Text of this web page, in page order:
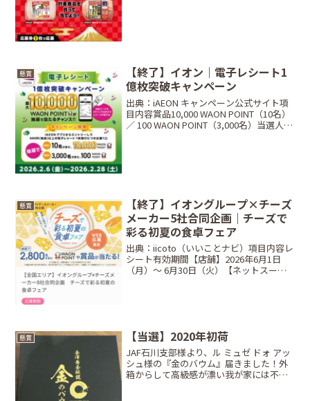
懸賞
【終了】イオン｜電子レシート1
億枚突破キャンペーン
出典：iAEON キャンペーン公式サイト項
目内容賞品10,000 WAON POINT（10名）
／ 100 WAON POINT（3,000名）当選人数
懸賞
【終了】イオングループ×チーズ
メーカー5社合同企画｜チーズで
彩る初夏の食卓フェア
出典：iicoto（いいことナビ）項目内容レ
シート有効期間【店舗】2026年6月1日
（月）〜 6月30日（火）【ネットスーパ
懸賞 【当選】2020年初荷
JAF石川支部様より、ル ミュゼ ドォ アッ
シュ様の『金のバウム』届きました！外
箱からして高級感が漂い我が家には不釣